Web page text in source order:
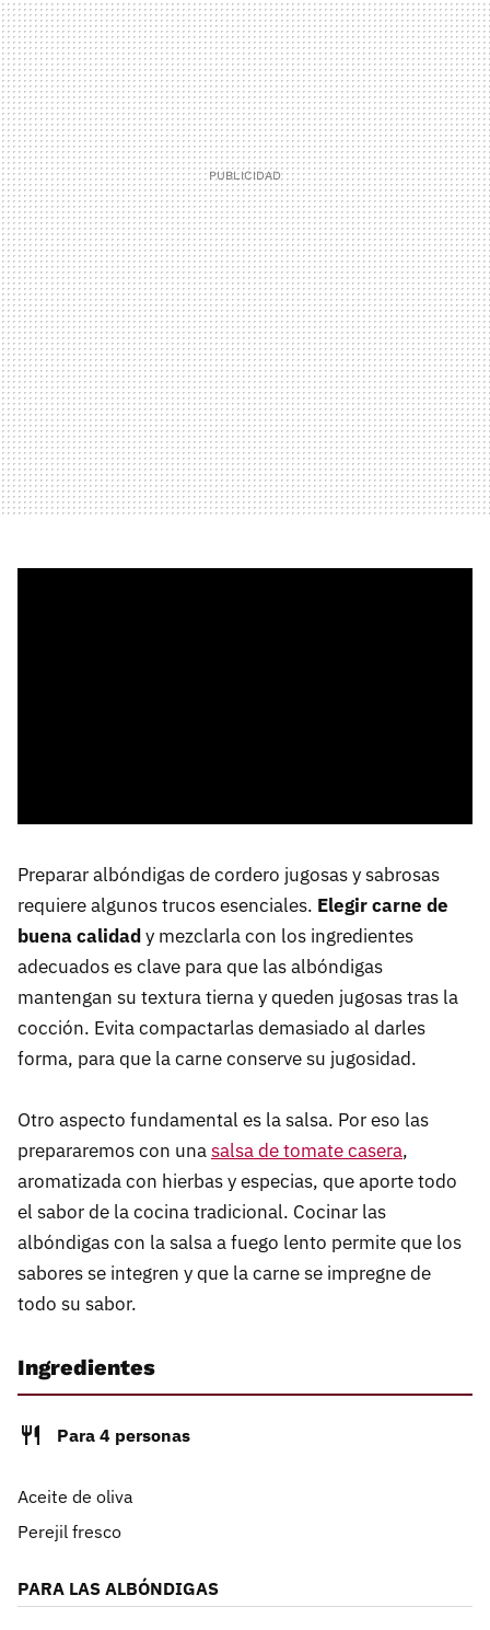
Preparar albóndigas de cordero jugosas y sabrosas
requiere algunos trucos esenciales. Elegir carne de
buena calidady mezclarla con los ingredientes
adecuados es clave para que las albóndigas
mantengan su textura tierna y queden jugosas tras la
cocción. Evita compactarlas demasiado al darles
forma, para que la carne conserve su jugosidad.
Otro aspecto fundamental es la salsa. Por eso las
prepararemos con unasalsa de tomate casera,
aromatizada con hierbas y especias, que aporte todo
el sabor de la cocina tradicional. Cocinar las
albóndigas con la salsa a fuego lento permite que los
sabores se integren y que la carne se impregne de
todo su sabor.
Ingredientes
Para 4 personas
Aceite de oliva
Perejil fresco
PARA LAS ALBÓNDIGAS